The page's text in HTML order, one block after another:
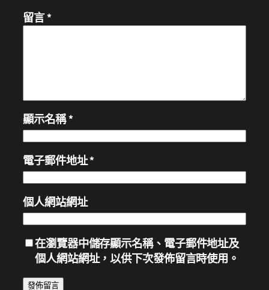
留言*
顯示名稱*
電子郵件地址*
個人網站網址
在瀏覽器中儲存顯示名稱、電子郵件地址及
個人網站網址，以供下次發佈留言時使用。